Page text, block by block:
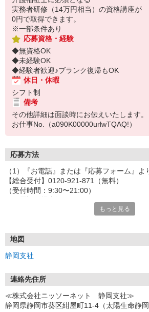
実務者研修（14万円相当）の資格講座が
0円で取得できます。
※一部条件あり
応募資格・経験
◆無資格OK
◆未経験OK
◆経験者歓迎♪ブランク復帰もOK
休日・休暇
シフト制
備考
その他詳細は面談時にお伝えいたします。
お仕事No.（a090K00000urlwTQAQ!）
応募方法
（1）『お電話』または『応募フォーム』よ
【総合受付】0120-921-871（無料）
（受付時間：9:30〜21:00）
「e-aidemを見て」とお伝えいただけるとス
◎応募フォームからのご応募は24時間受付中
（2）面談・登録の実施
ご都合のよいお日にちをお聞かせください。
↓
（3）選考・お仕事のご案内
↓
もっと見る
地図
静岡支社
連絡先住所
≪株式会社ニッソーネット 静岡支社≫
静岡県静岡市葵区紺屋町11-4（太陽生命静岡